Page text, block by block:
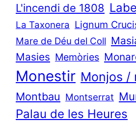
L'incendi de 1808
La Taxonera Lignum
Mare de Déu del Coll
Masies Memòries
Monestir Monjos /
Montbau Montserrat
Palau de les Heures